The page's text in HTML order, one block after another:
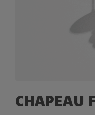
CHAPEAU